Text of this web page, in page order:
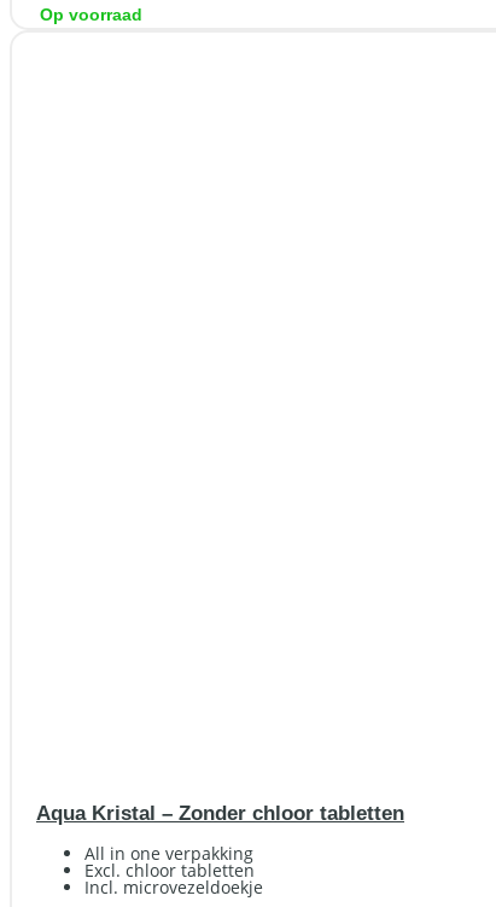
Op voorraad
Aqua Kristal – Zonder chloor tabletten
All in one verpakking
Excl. chloor tabletten
Incl. microvezeldoekje